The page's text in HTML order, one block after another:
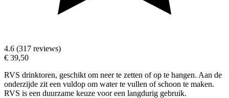
4.6 (317 reviews)
€ 39,50
RVS drinktoren, geschikt om neer te zetten of op te hangen. Aan de
onderzijde zit een vuldop om water te vullen of schoon te maken.
RVS is een duurzame keuze voor een langdurig gebruik.